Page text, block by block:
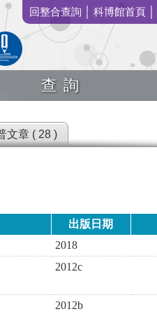
回整合查詢 科博館首頁
查詢
文章 ( 28 )
出版日期
2018
2012c
2012b